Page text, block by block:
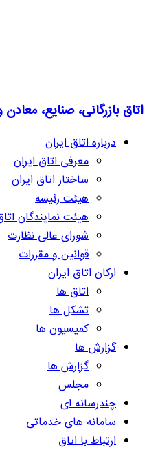
اتاق بازرگانی، صنایع،
درباره اتاق ایران
معرفی اتاق ایران
ساختار اتاق ایران
هیئت رئیسه
هیئت نمایندگان
شورای عالی نظارت
قوانین و مقررات
ارکان اتاق ایران
اتاق ها
تشکل ها
کمیسیون ها
گزارش ها
گزارش ها
مجلس
چندرسانه ای
سامانه های خدماتی
ارتباط با اتاق